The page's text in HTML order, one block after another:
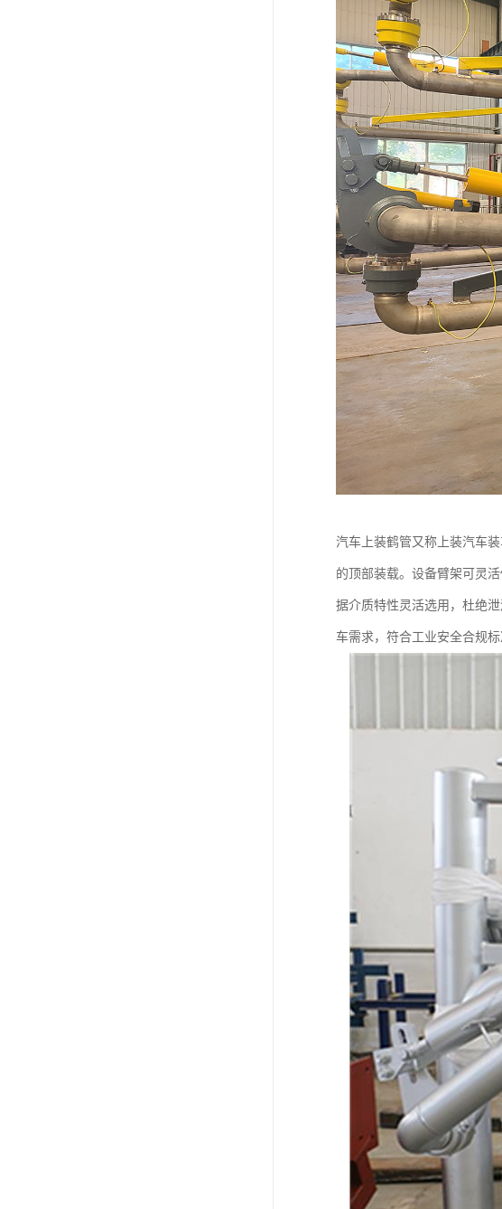
汽车上装鹤管又称上装汽车
的顶部装载。设备臂架可灵
据介质特性灵活选用，杜绝
车需求，符合工业安全合规标